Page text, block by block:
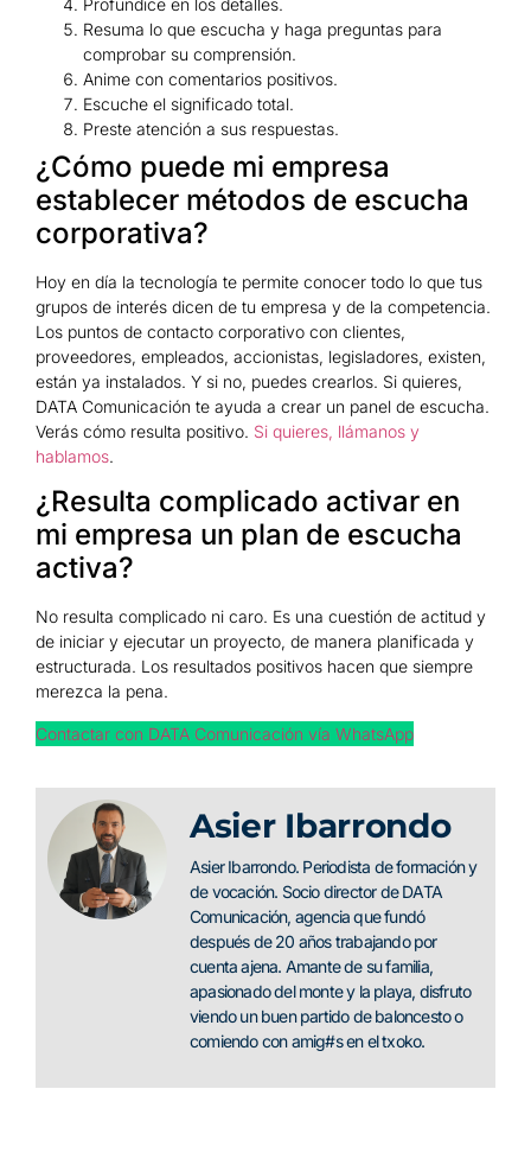
Profundice en los detalles.
Resuma lo que escucha y haga preguntas para
comprobar su comprensión.
Anime con comentarios positivos.
Escuche el significado total.
Preste atención a sus respuestas.
¿Cómo puede mi empresa
establecer métodos de escucha
corporativa?
Hoy en día la tecnología te permite conocer todo lo que tus
grupos de interés dicen de tu empresa y de la competencia.
Los puntos de contacto corporativo con clientes,
proveedores, empleados, accionistas, legisladores, existen,
están ya instalados. Y si no, puedes crearlos. Si quieres,
DATA Comunicación te ayuda a crear un panel de escucha.
Verás cómo resulta positivo. Si quieres, llámanos y
hablamos.
¿Resulta complicado activar en
mi empresa un plan de escucha
activa?
No resulta complicado ni caro. Es una cuestión de actitud y
de iniciar y ejecutar un proyecto, de manera planificada y
estructurada. Los resultados positivos hacen que siempre
merezca la pena.
Contactar con DATA Comunicación vía WhatsApp
Asier Ibarrondo
Asier Ibarrondo. Periodista de formación y
de vocación. Socio director de DATA
Comunicación, agencia que fundó
después de 20 años trabajando por
cuenta ajena. Amante de su familia,
apasionado del monte y la playa, disfruto
viendo un buen partido de baloncesto o
comiendo con amig#s en el txoko.